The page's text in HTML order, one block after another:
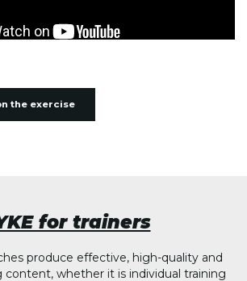
the exercise
for trainers
produce effective, high-quality and
content, whether it is individual training